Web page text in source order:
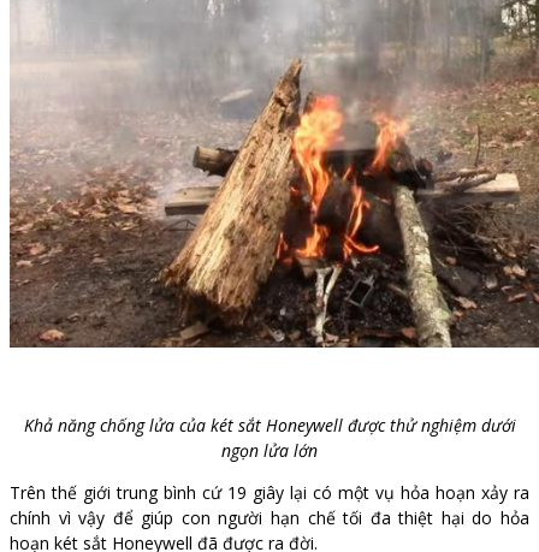
Khả năng chống lửa của két sắt Honeywell được thử nghiệm dưới
ngọn lửa lớn
Trên thế giới trung bình cứ 19 giây lại có một vụ hỏa hoạn xảy ra
chính vì vậy để giúp con người hạn chế tối đa thiệt hại do hỏa
hoạn két sắt Honeywell đã được ra đời.